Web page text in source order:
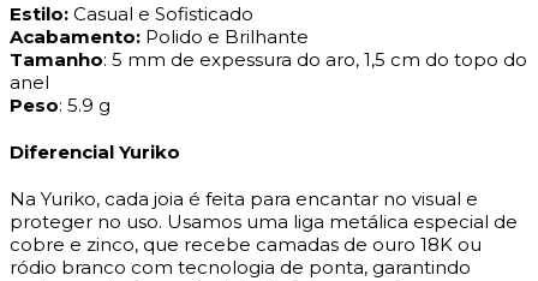
Estilo: Casual e Sofisticado
Acabamento: Polido e Brilhante
Tamanho: 5 mm de expessura do aro, 1,5 cm do topo do
anel
Peso: 5.9 g
Diferencial Yuriko
Na Yuriko, cada joia é feita para encantar no visual e
proteger no uso. Usamos uma liga metálica especial de
cobre e zinco, que recebe camadas de ouro 18K ou
ródio branco com tecnologia de ponta, garantindo